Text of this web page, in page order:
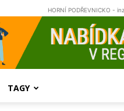
HORNÍ PODŘEVNICKO -
TAGY